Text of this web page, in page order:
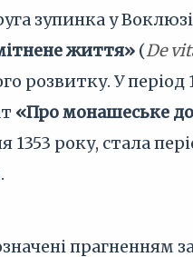
зупинка у
життя» (De
розвитку. У період
«Про монашеське
1353 року, стала
прагненням